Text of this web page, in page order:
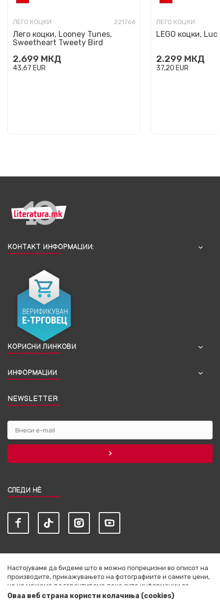
ЛЕГО КОЦКИ 221764
Лего коцки, Looney Tunes,
Sweetheart Tweety Bird
2.699 МКД
43,67 EUR
ЛЕГО КОЦКИ
LEGO коцки,
2.299 МКД
37,20 EUR
КОНТАКТ ИНФОРМАЦИИ:
КОРИСНИ ЛИНКОВИ
ИНФОРМАЦИИ
NEWSLETTER
СЛЕДИ НЀ
Настојуваме да бидеме што е можно попрецизни во описот на
производите, прикажувањето на фотографиите и самите цени,
но не можеме да гарантираме дека сите информации се
комплетни и без грешки. Сите артикли прикажани на сајтот се
Оваа веб страна користи колачиња (cookies)